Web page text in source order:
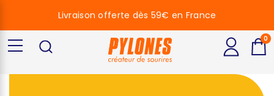
Livraison offerte dès 59€ en France
0